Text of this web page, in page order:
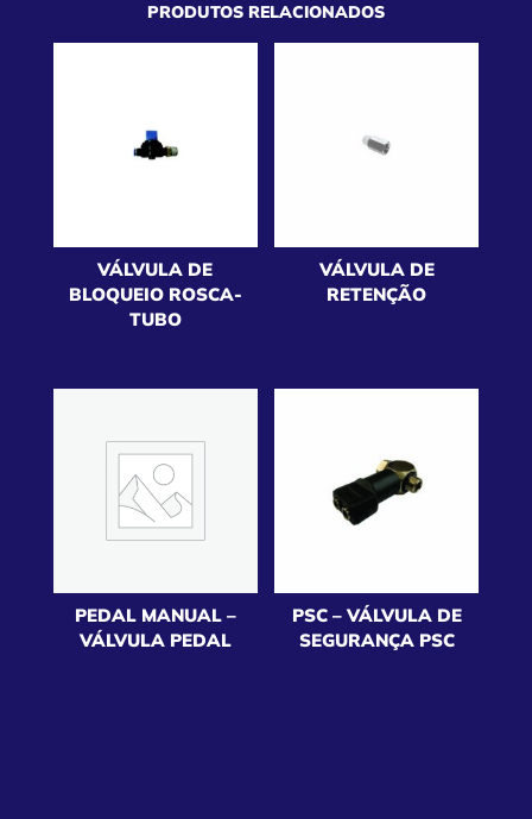
PRODUTOS RELACIONADOS
VÁLVULA DE
BLOQUEIO ROSCA-
TUBO
VÁLVULA DE
RETENÇÃO
PEDAL MANUAL –
VÁLVULA PEDAL
PSC – VÁLVULA DE
SEGURANÇA PSC